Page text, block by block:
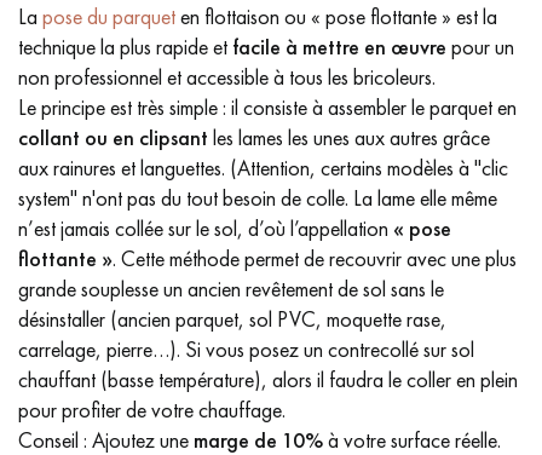
La pose du parqueten flottaison ou « pose flottante » est la
technique la plus rapide et facile à mettre en œuvre pour un
non professionnel et accessible à tous les bricoleurs.
Le principe est très simple : il consiste à assembler le parquet en
collant ou en clipsant les lames les unes aux autres grâce
aux rainures et languettes. (Attention, certains modèles à "clic
system" n'ont pas du tout besoin de colle. La lame elle même
n’est jamais collée sur le sol, d’où l’appellation « pose
flottante ». Cette méthode permet de recouvrir avec une plus
grande souplesse un ancien revêtement de sol sans le
désinstaller (ancien parquet, sol PVC, moquette rase,
carrelage, pierre…). Si vous posez un contrecollé sur sol
chauffant (basse température), alors il faudra le coller en plein
pour profiter de votre chauffage.
Conseil : Ajoutez une marge de 10%à votre surface réelle.